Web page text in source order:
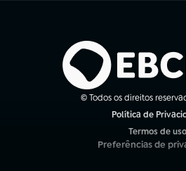
© Todos os direitos
Política de
Termos de uso
(abre em nova
Preferências de